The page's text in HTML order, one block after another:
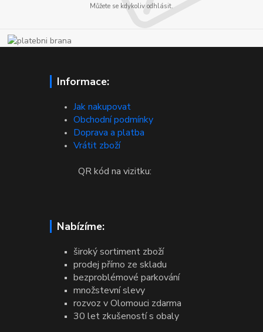
Můžete se kdykoliv odhlásit.
Informace:
Jak nakupovat
Obchodní podmínky
Doprava a platba
Vrátit zboží
QR kód na vizitku:
Nabízíme:
široký sortiment zboží
prodej přímo ze skladu
bezproblémové parkování
množstevní slevy
rozvoz v Olomouci zdarma
30 let zkušeností s obaly